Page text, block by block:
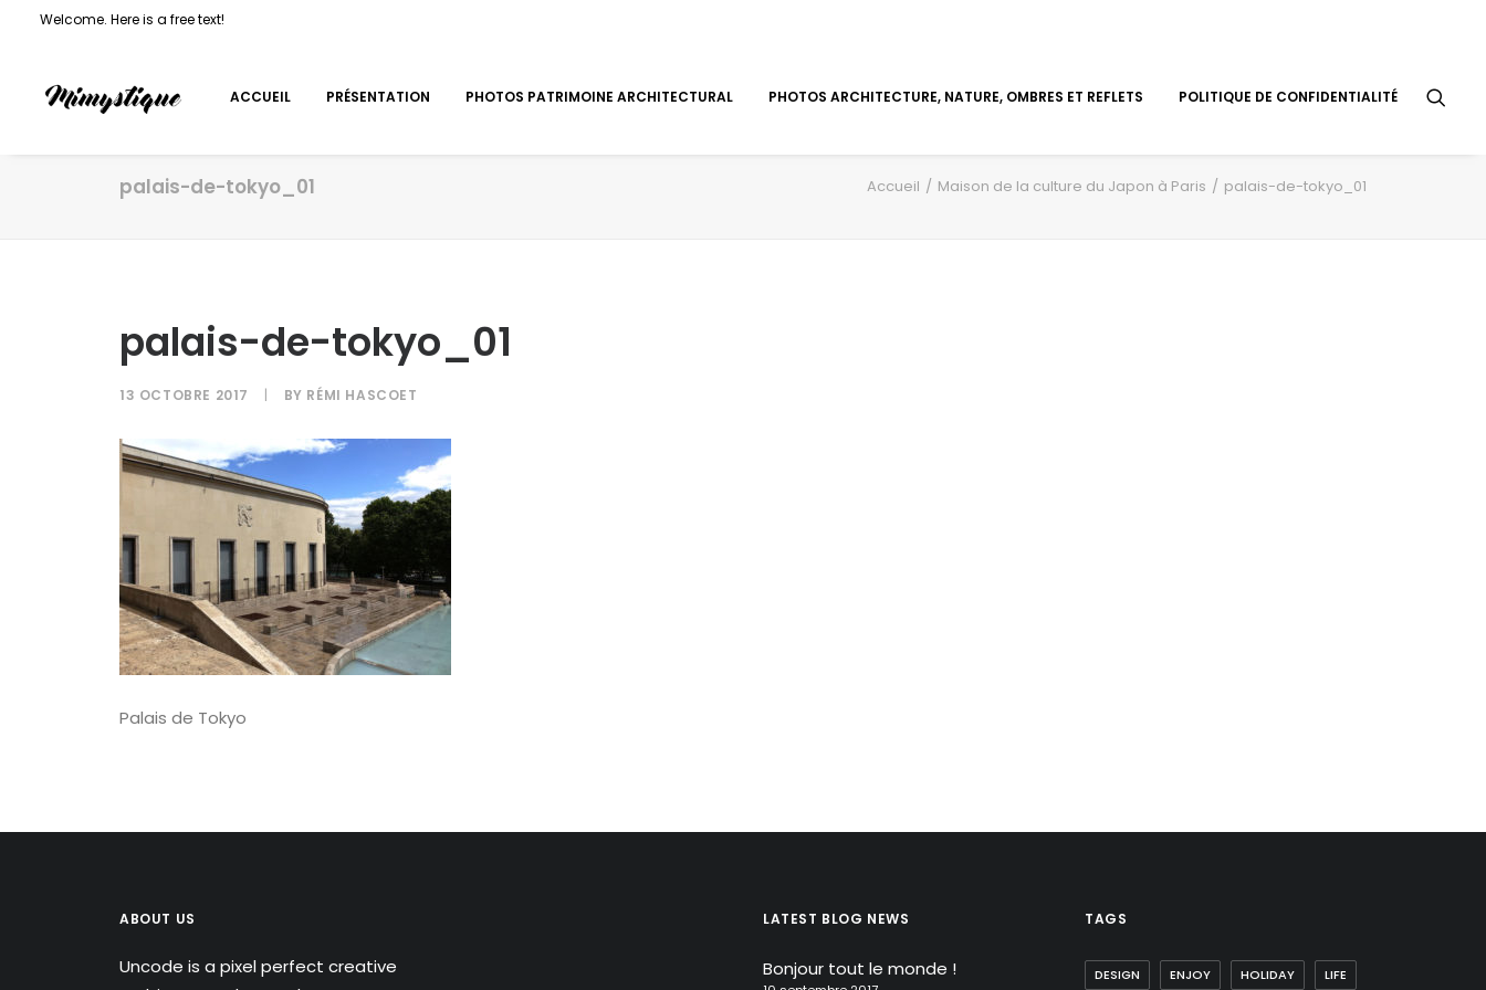
Welcome. Here is a free text!
ACCUEIL PRÉSENTATION PHOTOS PATRIMOINE ARCHITECTURAL PHOTOS ARCHITECTURE, NATURE, OMBRES ET REFLETS POLITIQUE DE CONFIDENTIALITÉ
palais-de-tokyo_01 Accueil Maison de la culture du Japon à Paris palais-de-tokyo_01
palais-de-tokyo_01
13 OCTOBRE 2017 | BY RÉMI HASCOET
Palais de Tokyo
ABOUT US
Uncode is a pixel perfect creative
LATEST BLOG NEWS
Bonjour tout le monde !
TAGS
DESIGN ENJOY HOLIDAY LIFE